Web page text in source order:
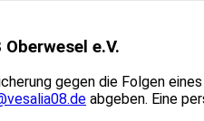
e.V.
gegen die Folgen
abgeben. Eine